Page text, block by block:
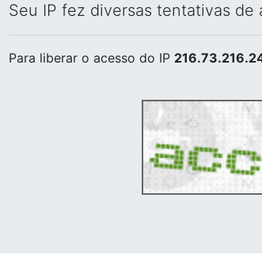
Seu IP fez diversas tentativas
Para liberar o acesso do IP